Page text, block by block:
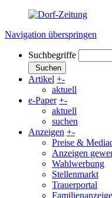
Navigation überspringen
Suchbegriffe
Suchen
Artikel +-
aktuell
e-Paper +-
aktuell
suchen
Anzeigen +-
Preise &
Anzeigen
Wahlwerbung
Stellenmarkt
Trauerportal